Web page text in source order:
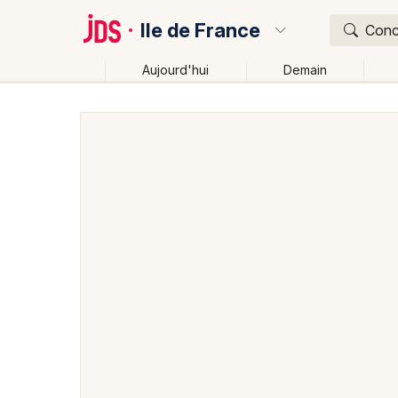
Ile de France
Aujourd'hui Demain